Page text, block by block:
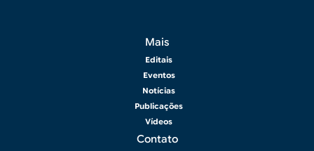
Mais
Editais
Eventos
Notícias
Publicações
Vídeos
Contato